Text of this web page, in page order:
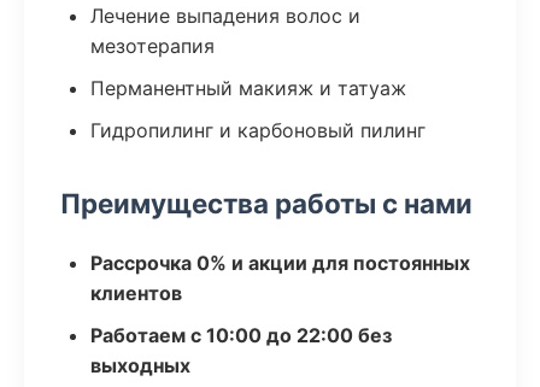
Лечение выпадения волос и
мезотерапия
Перманентный макияж и татуаж
Гидропилинг и карбоновый пилинг
Преимущества работы с нами
Рассрочка 0% и акции для постоянных
клиентов
Работаем с 10:00 до 22:00 без
выходных